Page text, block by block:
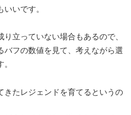
いです。
立っていない場合もあるので、
バフの数値を見て、考えながら選
きたレジェンドを育てるというの